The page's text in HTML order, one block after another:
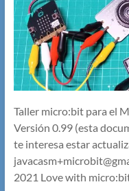
Taller micro:bit para el
Versión 0.99 (esta
te interesa estar
2021 Love with